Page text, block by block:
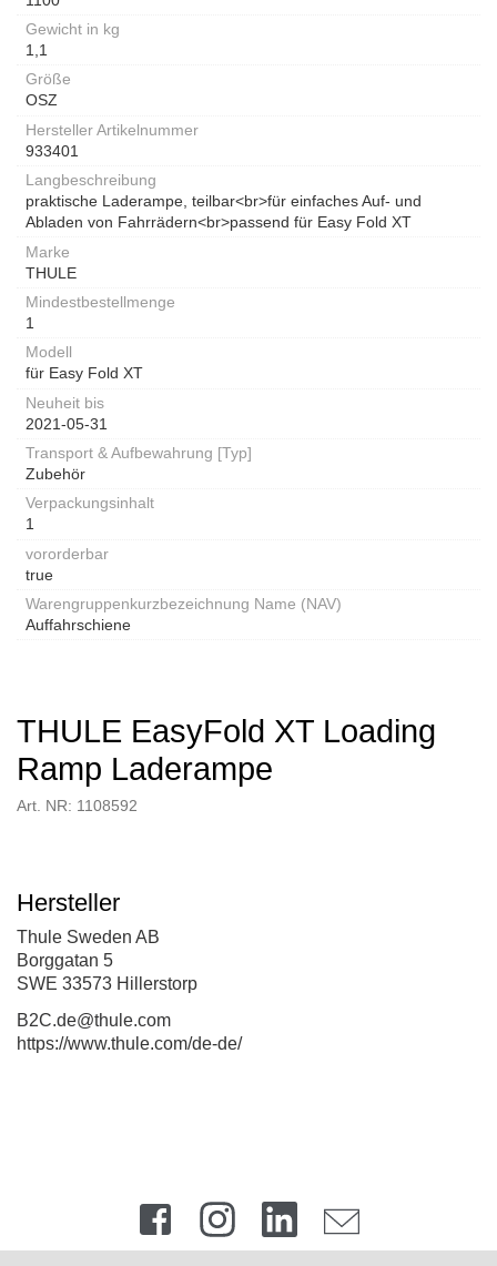
Gewicht in kg
1,1
Größe
OSZ
Hersteller Artikelnummer
933401
Langbeschreibung
praktische Laderampe, teilbar<br>für einfaches Auf- und
Abladen von Fahrrädern<br>passend für Easy Fold XT
Marke
THULE
Mindestbestellmenge
1
Modell
für Easy Fold XT
Neuheit bis
2021-05-31
Transport & Aufbewahrung [Typ]
Zubehör
Verpackungsinhalt
1
vororderbar
true
Warengruppenkurzbezeichnung Name (NAV)
Auffahrschiene
THULE EasyFold XT Loading
Ramp Laderampe
Art. NR: 1108592
Hersteller
Thule Sweden AB
Borggatan 5
SWE 33573 Hillerstorp
B2C.de@thule.com
https://www.thule.com/de-de/